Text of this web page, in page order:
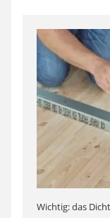
Wichtig: das